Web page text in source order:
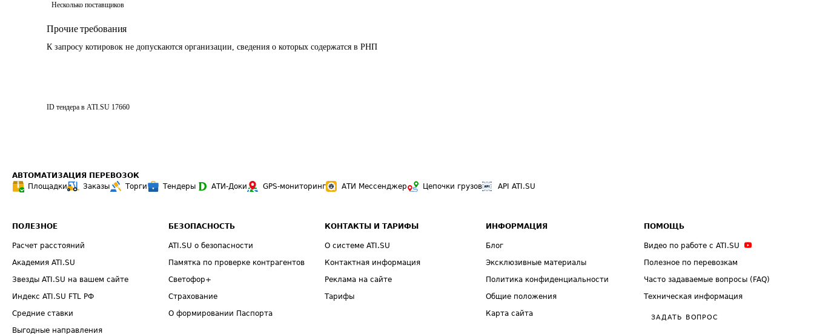
Несколько поставщиков
Прочие требования
К запросу котировок не допускаются организации, сведения о которых содержатся в РНП
ID тендера в ATI.SU 17660
АВТОМАТИЗАЦИЯ ПЕРЕВОЗОК
Площадки
Заказы Торги Тендеры АТИ-Доки GPS-мониторинг АТИ Мессенджер Цепочки грузов API ATI.SU
ПОЛЕЗНОЕ
Расчет расстояний
Академия ATI.SU
Звезды ATI.SU на вашем сайте
Индекс ATI.SU FTL РФ
Средние ставки
Выгодные направления
БЕЗОПАСНОСТЬ
ATI.SU о безопасности
Памятка по проверке контрагентов
Светофор+
Страхование
О формировании Паспорта
КОНТАКТЫ И ТАРИФЫ
О системе ATI.SU
Контактная информация
Реклама на сайте
Тарифы
ИНФОРМАЦИЯ
Блог
Эксклюзивные материалы
Политика конфиденциальности
Общие положения
Карта сайта
ПОМОЩЬ
Видео по работе с ATI.SU
Полезное по перевозкам
Часто задаваемые вопросы (FAQ)
Техническая информация
ЗАДАТЬ ВОПРОС